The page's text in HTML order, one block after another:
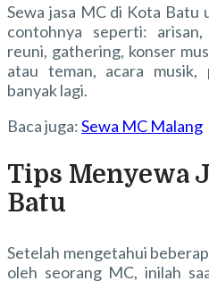
Sewa jasa MC di Kota Batu
contohnya seperti:
reuni, gathering, konser
atau teman, acara musik,
banyak lagi.
Baca juga:Sewa MC Malang
Tips Menyewa
Batu
Setelah mengetahui
oleh seorang MC, inilah